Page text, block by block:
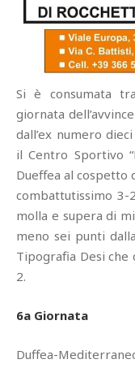
Si è consumata
giornata
dall’ex numero
il Centro Sportivo
Dueffea al cospetto
combattutissimo 3-
molla e supera di
meno sei punti
Tipografia Desi che
2.
6a Giornata
Duffea-